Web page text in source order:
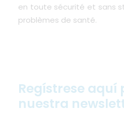
en toute sécurité et sans
problèmes de santé.
Regístrese aquí
nuestra